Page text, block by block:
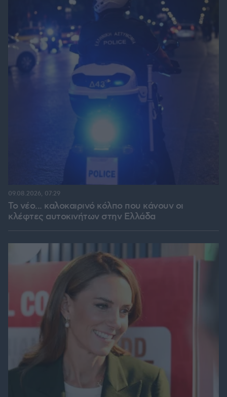
Το νέο... καλοκαιρινό κόλπο που κάνουν οι
κλέφτες αυτοκινήτων στην Ελλάδα
09.08.2026, 07:29